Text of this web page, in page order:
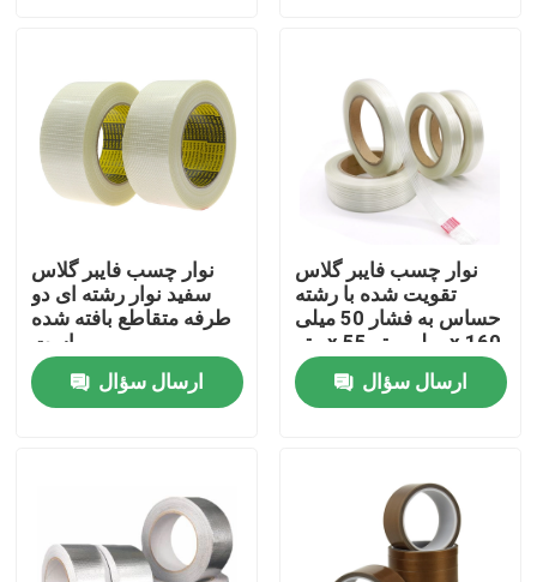
محصولات
نمایش VR
نوار چسب BOPP
نوار چسب کاغذ کرافت
نوار چسب پی وی سی
رول جامبو نوار BOPP
نوار چسب فایبر گلاس
سفید نوار رشته ای دو
طرفه متقاطع بافته شده
است
ارسال سؤال
نوار چسب فایبر گلاس
تقویت شده با رشته
حساس به فشار 50 میلی
متر x 55 میلی متر x 160
میلی متر
ارسال سؤال